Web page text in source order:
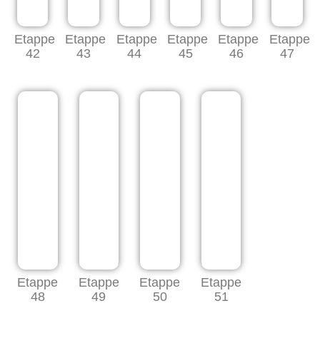
Etappe
42
Etappe
43
Etappe
44
Etappe
45
Etappe
46
Etappe
47
Etappe
48
Etappe
49
Etappe
50
Etappe
51